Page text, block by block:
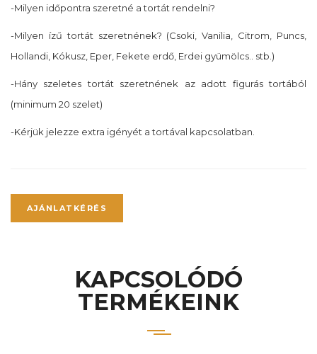
-Milyen időpontra szeretné a tortát rendelni?
-Milyen ízű tortát szeretnének? (Csoki, Vanilia, Citrom, Puncs,
Hollandi, Kókusz, Eper, Fekete erdő, Erdei gyümölcs.. stb.)
-Hány szeletes tortát szeretnének az adott figurás tortából
(minimum 20 szelet)
-Kérjük jelezze extra igényét a tortával kapcsolatban.
AJÁNLATKÉRÉS
KAPCSOLÓDÓ
TERMÉKEINK